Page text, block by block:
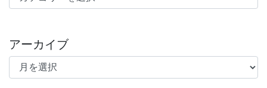
アーカイブ
アーカイブ